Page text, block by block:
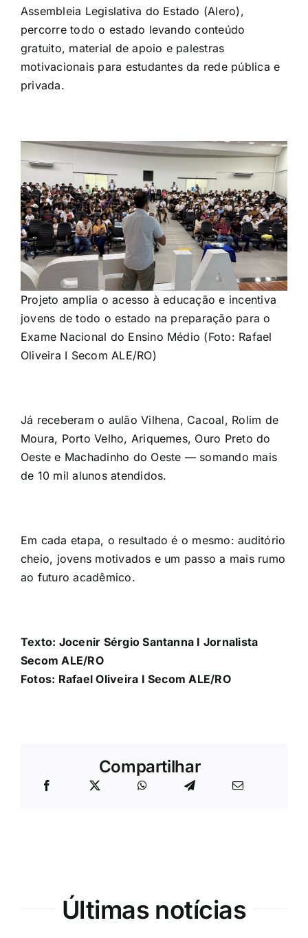
Assembleia Legislativa do Estado (Alero),
percorre todo o estado levando conteúdo
gratuito, material de apoio e palestras
motivacionais para estudantes da rede pública e
privada.
Projeto amplia o acesso à educação e incentiva
jovens de todo o estado na preparação para o
Exame Nacional do Ensino Médio (Foto: Rafael
Oliveira I Secom ALE/RO)
Já receberam o aulão Vilhena, Cacoal, Rolim de
Moura, Porto Velho, Ariquemes, Ouro Preto do
Oeste e Machadinho do Oeste — somando mais
de 10 mil alunos atendidos.
Em cada etapa, o resultado é o mesmo: auditório
cheio, jovens motivados e um passo a mais rumo
ao futuro acadêmico.
Texto: Jocenir Sérgio Santanna I Jornalista
Secom ALE/RO
Fotos: Rafael Oliveira I Secom ALE/RO
Compartilhar
Últimas notícias